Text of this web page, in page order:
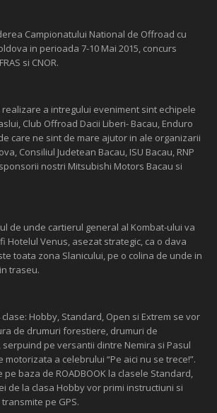
Campionatului National de Offroad cu
in perioada 7-10 Mai 2015, concurs
si CNOR.
a intregului eveniment sint echipele
Club Offroad Dacii Liberi- Bacau, Enduro
care ne sint de mare ajutor in ale organizarii
Consiliul Judetean Bacau, ISU Bacau, RNP
nostri Mitsubishi Motors Bacau si
de unde cartierul general al Kombat-ului va
Hotelul Venus, asezat strategic, ca o dava
toata zona Slanicului, pe o colina de unde in
traseu.
Hobby, Standard, Open si Extrem se vor
de drumuri forestiere, drumuri de
serpuind pe versantii dintre Nemira si Pasul
a celebrului “Pe aici nu se trece!”.
baza de ROADBOOK la clasele Standard,
de la clasa Hobby vor primi instructiuni si
pe GPS.